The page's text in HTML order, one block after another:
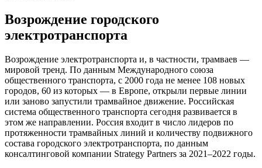
Возрождение городского
электротранспорта
Возрождение электротранспорта и, в частности, трамваев —
мировой тренд. По данным Международного союза
общественного транспорта, с 2000 года не менее 108 новых
городов, 60 из которых — в Европе, открыли первые линии
или заново запустили трамвайное движение. Российская
система общественного транспорта сегодня развивается в
этом же направлении. Россия входит в число лидеров по
протяженности трамвайных линий и количеству подвижного
состава городского электротранспорта, по данным
консалтинговой компании Strategy Partners за 2021–2022 годы.